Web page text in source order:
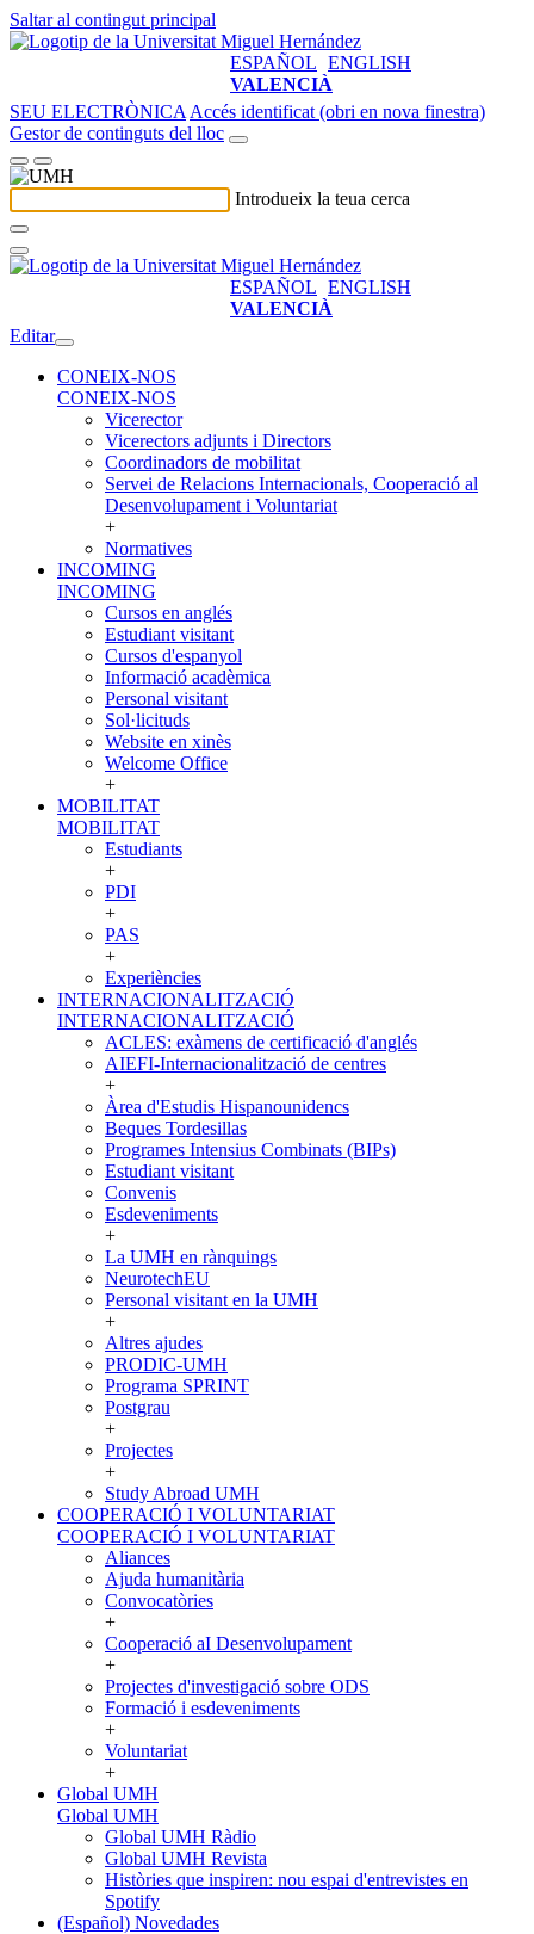
Saltar al contingut principal
ESPAÑOL ENGLISH
VALENCIÀ
SEU ELECTRÒNICA Accés identificat (obri en nova finestra)
Gestor de continguts del lloc
Introdueix la teua cerca
ESPAÑOL ENGLISH
VALENCIÀ
Editar
CONEIX-NOS
CONEIX-NOS
Vicerector
Vicerectors adjunts i Directors
Coordinadors de mobilitat
Servei de Relacions Internacionals, Cooperació al
Desenvolupament i Voluntariat
+
Normatives
INCOMING
INCOMING
Cursos en anglés
Estudiant visitant
Cursos d'espanyol
Informació acadèmica
Personal visitant
Sol·licituds
Website en xinès
Welcome Office
+
MOBILITAT
MOBILITAT
Estudiants
+
PDI
+
PAS
+
Experiències
INTERNACIONALITZACIÓ
INTERNACIONALITZACIÓ
ACLES: exàmens de certificació d'anglés
AIEFI-Internacionalització de centres
+
Àrea d'Estudis Hispanounidencs
Beques Tordesillas
Programes Intensius Combinats (BIPs)
Estudiant visitant
Convenis
Esdeveniments
+
La UMH en rànquings
NeurotechEU
Personal visitant en la UMH
+
Altres ajudes
PRODIC-UMH
Programa SPRINT
Postgrau
+
Projectes
+
Study Abroad UMH
COOPERACIÓ I VOLUNTARIAT
COOPERACIÓ I VOLUNTARIAT
Aliances
Ajuda humanitària
Convocatòries
+
Cooperació aI Desenvolupament
+
Projectes d'investigació sobre ODS
Formació i esdeveniments
+
Voluntariat
+
Global UMH
Global UMH
Global UMH Ràdio
Global UMH Revista
Històries que inspiren: nou espai d'entrevistes en
Spotify
(Español) Novedades